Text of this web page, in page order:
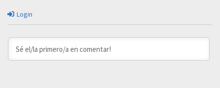
Login